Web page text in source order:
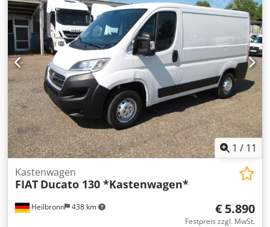
1 / 11
Heilbronn 438 km
Kastenwagen
FIAT Ducato 130 *Kastenwagen*
€ 5.890
Festpreis zzgl. MwSt.